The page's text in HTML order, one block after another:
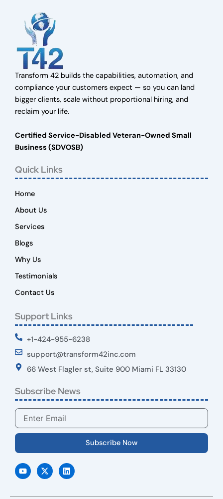
Transform 42 builds the capabilities, automation, and
compliance your customers expect — so you can land
bigger clients, scale without proportional hiring, and
reclaim your life.
Certified Service-Disabled Veteran-Owned Small
Business (SDVOSB)
Quick Links
Home
About Us
Services
Blogs
Why Us
Testimonials
Contact Us
Support Links
+1-424-955-6238
support@transform42inc.com
66 West Flagler st, Suite 900 Miami FL 33130
Subscribe News
Email
Subscribe Now
Y
o
u
t
b
X
-
t
w
t
L
i
n
k
d